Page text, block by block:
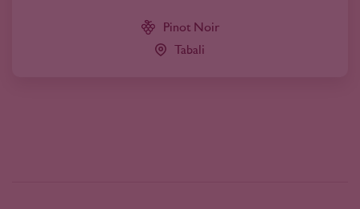
Pinot Noir
Tabali